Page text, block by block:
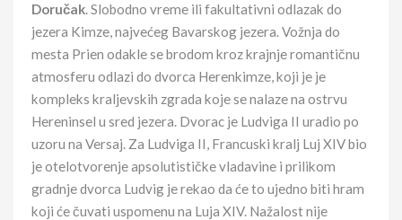
Doručak. Slobodno vreme ili fakultativni odlazak do
jezera Kimze, najvećeg Bavarskog jezera. Vožnja do
mesta Prien odakle se brodom kroz krajnje romantičnu
atmosferu odlazi do dvorca Herenkimze, koji je je
kompleks kraljevskih zgrada koje se nalaze na ostrvu
Hereninsel u sred jezera. Dvorac je Ludviga II uradio po
uzoru na Versaj. Za Ludviga II, Francuski kralj Luj XIV bio
je otelotvorenje apsolutističke vladavine i prilikom
gradnje dvorca Ludvig je rekao da će to ujedno biti hram
koji će čuvati uspomenu na Luja XIV. Nažalost nije